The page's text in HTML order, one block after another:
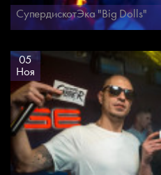
СупердискотЭка "Big Dolls"
05
Ноя